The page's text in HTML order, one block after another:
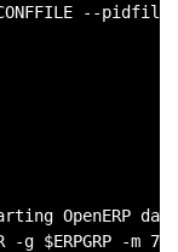
--
OpenERP
-g $ERPGRP -m